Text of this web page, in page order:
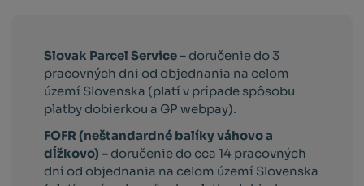
Slovak Parcel Service – doručenie do 3
pracovných dni od objednania na celom
území Slovenska (platí v prípade spôsobu
platby dobierkou a GP webpay).
FOFR (neštandardné balíky váhovo a
dĺžkovo) – doručenie do cca 14 pracovných
dní od objednania na celom území Slovenska